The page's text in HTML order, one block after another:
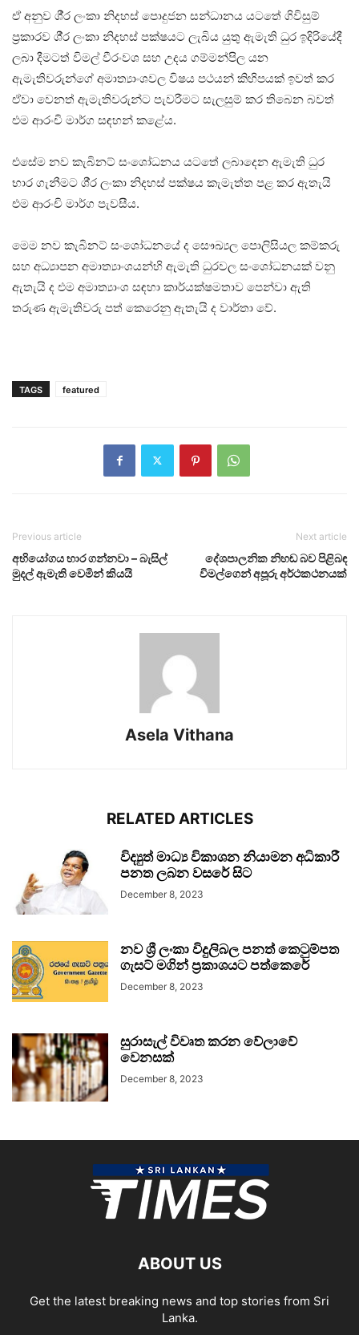
ඒ අනුව ශී‍්‍ර ලංකා නිදහස් පොදුජන සන්ධානය යටතේ ගිවිසුම්
ප‍්‍රකාරව ශී‍්‍ර ලංකා නිදහස් පක්ෂයට ලැබිය යුතු ඇමැති ධුර ඉදිරියේදී
ලබා දීමටත් විමල් වීරංවශ සහ උදය ගම්මන්පිල යන
ඇමැතිවරුන්ගේ අමාත්‍යාංශවල විෂය පථයන් කිහිපයක් ඉවත් කර
ඒවා වෙනත් ඇමැතිවරුන්ට පැවරීමට සැලසුම් කර තිබෙන බවත්
එම ආරංචි මාර්ග සඳහන් කළේය.
එසේම නව කැබිනට් සංශෝධනය යටතේ ලබාදෙන ඇමැති ධුර
භාර ගැනීමට ශී‍්‍ර ලංකා නිදහස් පක්ෂය කැමැත්ත පළ කර ඇතැයි
එම ආරංචි මාර්ග පැවසීය.
මෙම නව කැබිනට් සංශෝධනයේ ද සෞඛ්‍යල පොලිසියල කම්කරු
සහ අධ්‍යාපන අමාත්‍යාංශයන්හි ඇමැති ධුරවල සංශෝධනයක් වනු
ඇතැයි ද එම අමාත්‍යාංශ සඳහා කාර්යක්ෂමතාව පෙන්වා ඇති
තරුණ ඇමැතිවරු පත් කෙරෙනු ඇතැයි ද වාර්තා වේ.
TAGS featured
Previous article
අභියෝගය භාර ගන්නවා – බැසිල්
මුදල් ඇමැති වෙමින් කියයි
Next article
දේශපාලනික නිහඬ බව පිළිබඳ
විමල්ගෙන් අපූරු අර්ථකථනයක්
Asela Vithana
RELATED ARTICLES
විද්‍යුත් මාධ්‍ය විකාශන නියාමන අධිකාරී
පනත ලබන වසරේ සිට
December 8, 2023
නව ශ්‍රී ලංකා විදුලිබල පනත් කෙටුම්පත
ගැසට් මගින් ප්‍රකාශයට පත්කෙරේ
December 8, 2023
සුරාසැල් විවෘත කරන වේලාවේ
වෙනසක්
December 8, 2023
ABOUT US
Get the latest breaking news and top stories from Sri
Lanka.